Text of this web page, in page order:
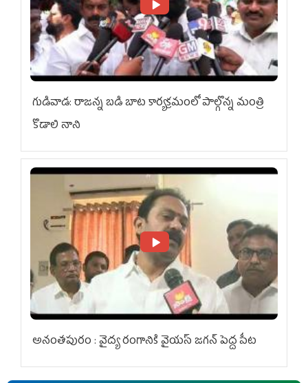
గుడివాడ: రాజన్న బడి బాట కార్యక్రమంలో పాల్గొన్న మంత్రి
కొడాలి నాని
అనంతపురం : వైద్య రంగానికి వైయ‌స్ జ‌గ‌న్ పెద్ద పీట